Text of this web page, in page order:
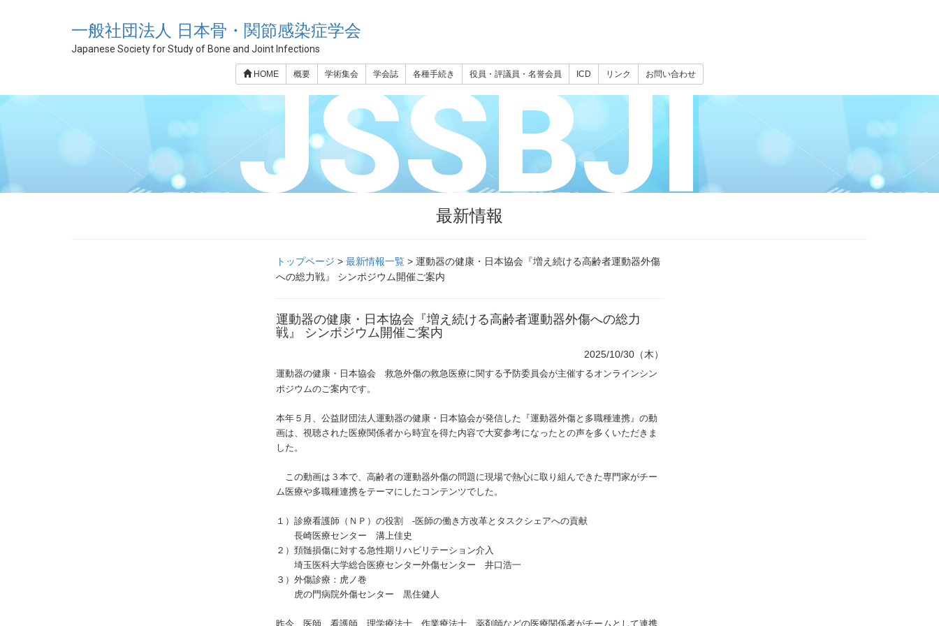
一般社団法人 日本骨・関節感染症学会
Japanese Society for Study of Bone and Joint Infections
HOME 概要 学術集会 学会誌 各種手続き 役員・評議員・名誉会員 ICD リンク お問い合わせ
JSSBJI
最新情報
トップページ > 最新情報一覧> 運動器の健康・日本協会『増え続ける高齢者運動器外傷
への総力戦』 シンポジウム開催ご案内
運動器の健康・日本協会『増え続ける高齢者運動器外傷への総力
戦』 シンポジウム開催ご案内
2025/10/30（木）
運動器の健康・日本協会 救急外傷の救急医療に関する予防委員会が主催するオンラインシン
ポジウムのご案内です。
本年５月、公益財団法人運動器の健康・日本協会が発信した『運動器外傷と多職種連携』の動
画は、視聴された医療関係者から時宜を得た内容で大変参考になったとの声を多くいただきま
した。
この動画は３本で、高齢者の運動器外傷の問題に現場で熱心に取り 組んできた専門家がチー
ム医療や多職種連携をテーマにしたコンテンツでした。
１）診療看護師（ＮＰ）の役割 ‐医師の働き方改革とタスクシェアへの貢献
長崎医療センター 溝上佳史
２）頚髄損傷に対する急性期リハビリテーション介入
埼玉医科大学総合医療センター外傷センター 井口浩一
３）外傷診療：虎ノ巻
虎の門病院外傷センター 黒住健人
昨今、医師、看護師、理学療法士、作業療法士、薬剤師などの医療関係者がチームとして連携